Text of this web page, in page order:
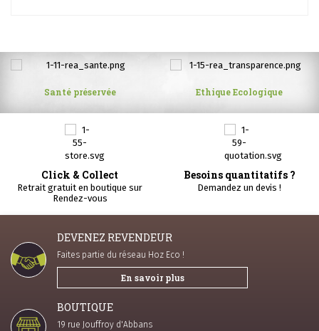
Santé préservée Ethique Ecologique
Click & Collect
Retrait gratuit en boutique sur
Rendez-vous
Besoins quantitatifs ?
Demandez un devis !
DEVENEZ REVENDEUR
Faites partie du réseau Hoz Eco !
En savoir plus
BOUTIQUE
19 rue Jouffroy d'Abbans